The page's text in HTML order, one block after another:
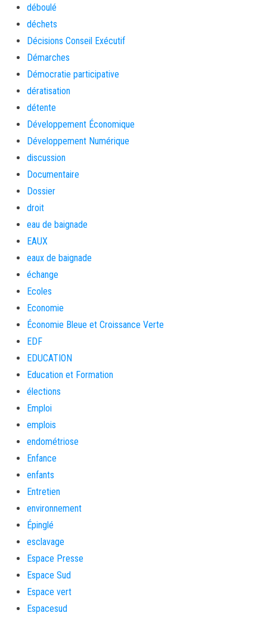
déboulé
déchets
Décisions Conseil Exécutif
Démarches
Démocratie participative
dératisation
détente
Développement Économique
Développement Numérique
discussion
Documentaire
Dossier
droit
eau de baignade
EAUX
eaux de baignade
échange
Ecoles
Economie
Économie Bleue et Croissance Verte
EDF
EDUCATION
Education et Formation
élections
Emploi
emplois
endométriose
Enfance
enfants
Entretien
environnement
Épinglé
esclavage
Espace Presse
Espace Sud
Espace vert
Espacesud